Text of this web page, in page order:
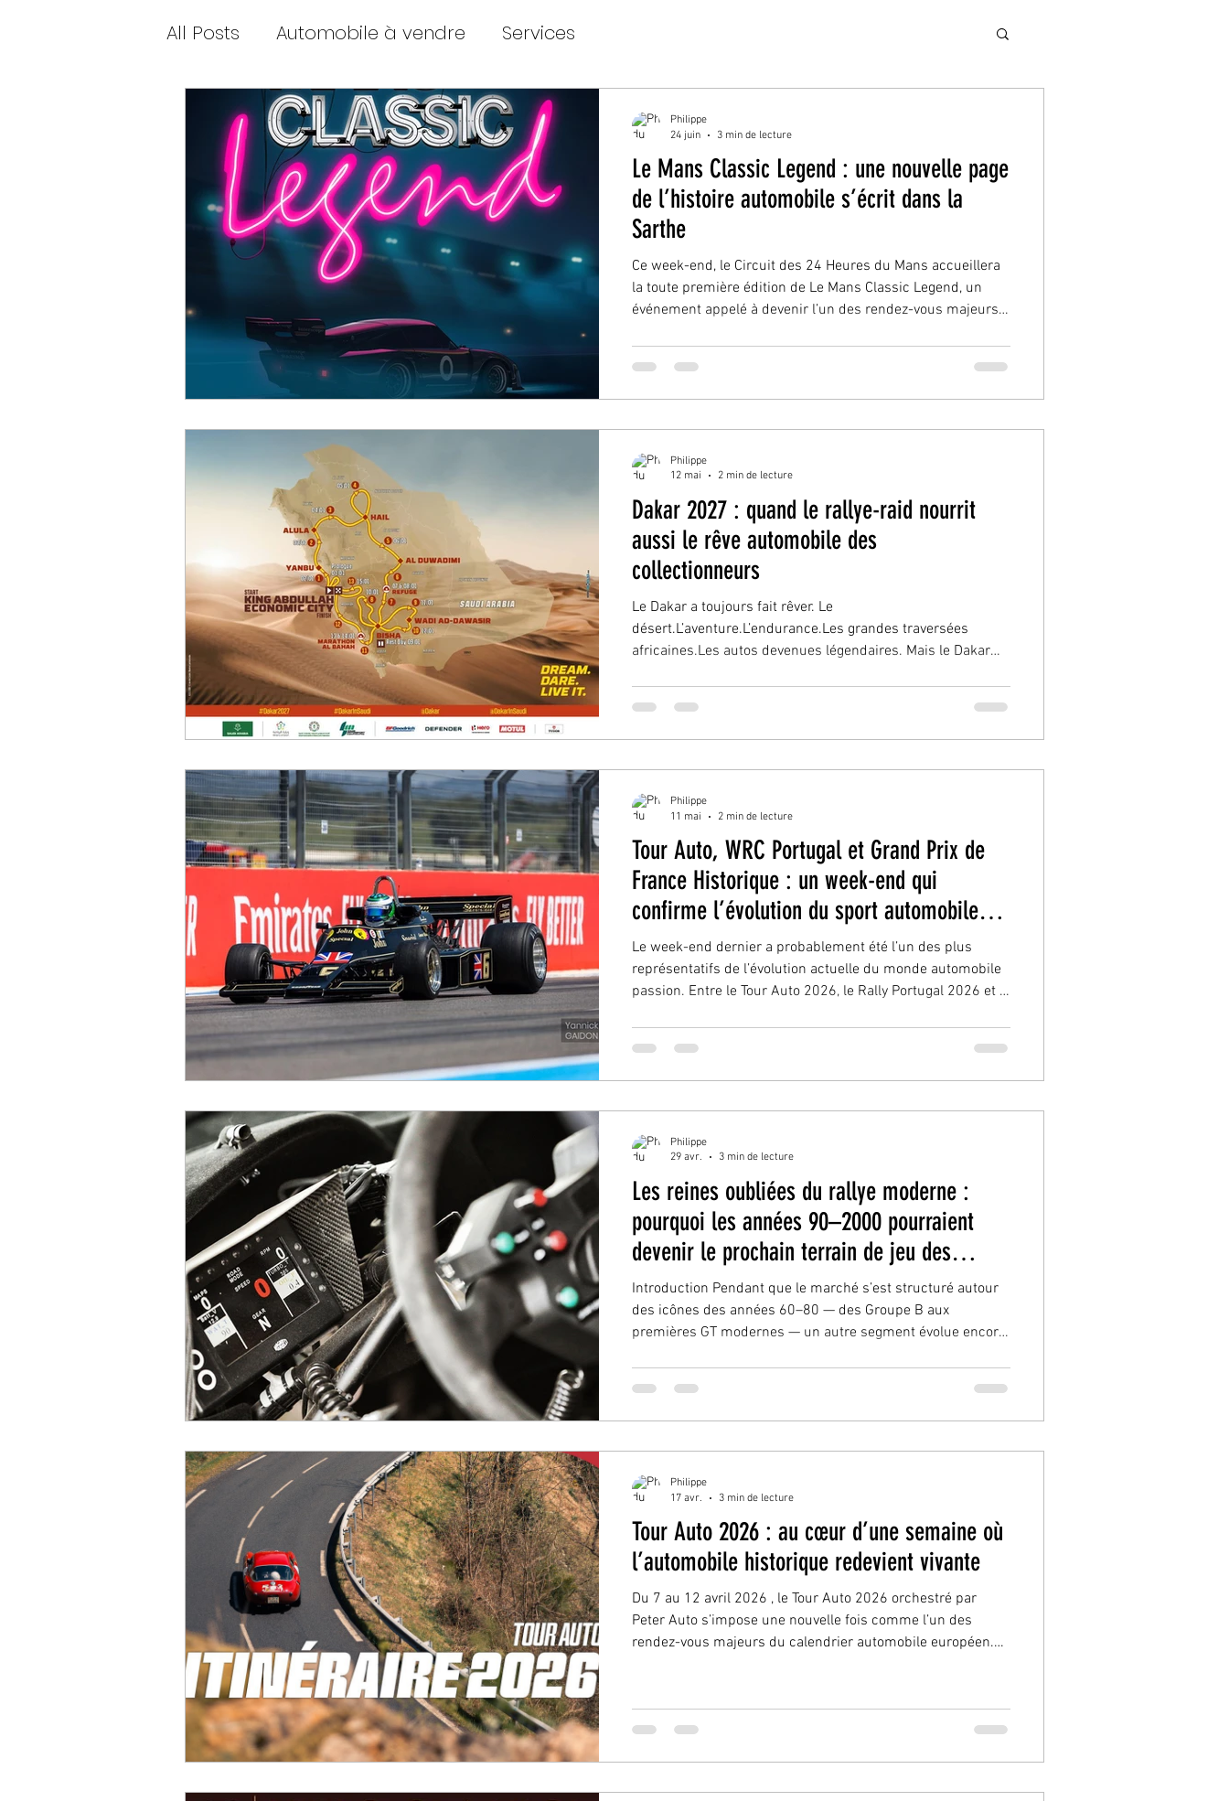
All Posts Automobile à vendre Services
Le Mans Classic Legend : une nouvelle page
de l’histoire automobile s’écrit dans la
Sarthe
Ce week-end, le Circuit des 24 Heures du Mans accueillera
la toute première édition de Le Mans Classic Legend, un
événement appelé à devenir l’un des rendez-vous majeurs
mondiale pour les passionnés d’automobiles historiques.
Des milliers de collectionneurs, pilotes, restaurateurs et
Philippe
24 juin
3 min de lecture
Dakar 2027 : quand le rallye-raid nourrit
aussi le rêve automobile des
collectionneurs
Le Dakar a toujours fait rêver. Le
désert.L’aventure.L’endurance.Les grandes traversées
africaines.Les autos devenues légendaires. Mais le Dakar
passerelle entre compétition et collection automobile. Car
aujourd’hui, le Dakar ne provoque plus uniquement une
Philippe
12 mai
2 min de lecture
Tour Auto, WRC Portugal et Grand Prix de
France Historique : un week-end qui
confirme l’évolution du sport automobile
passion
Le week-end dernier a probablement été l’un des plus
représentatifs de l’évolution actuelle du monde automobile
passion. Entre le Tour Auto 2026, le Rally Portugal 2026 et le
évident :l’émotion mécanique et l’expérience vécue
deviennent désormais centrales. Tour Auto 2026 : bien plus
Philippe
11 mai
2 min de lecture
Les reines oubliées du rallye moderne :
pourquoi les années 90–2000 pourraient
devenir le prochain terrain de jeu des
collectionneurs
Introduction Pendant que le marché s’est structuré autour
des icônes des années 60–80 — des Groupe B aux
premières GT modernes — un autre segment évolue encore
autos authentiques, intérêt croissant pour des voitures
encore utilisables. Les voitures de rallye des années 90 à
Philippe
29 avr.
3 min de lecture
Tour Auto 2026 : au cœur d’une semaine où
l’automobile historique redevient vivante
Du 7 au 12 avril 2026 , le Tour Auto 2026 orchestré par
Peter Auto s’impose une nouvelle fois comme l’un des
rendez-vous majeurs du calendrier automobile européen.
rencontrent sur route ouverte. Une traversée pensée
comme une expérience Tout commence à Paris, dans une
Philippe
17 avr.
3 min de lecture